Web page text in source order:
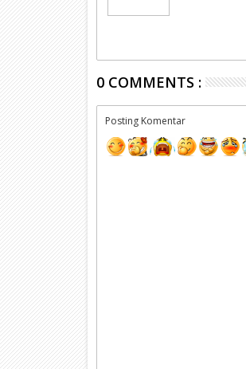
0 COMMENTS :
Posting Komentar